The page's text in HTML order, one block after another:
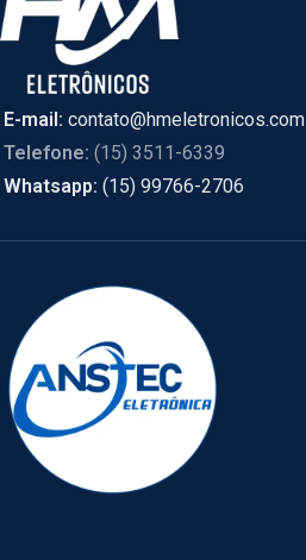
E-mail: contato@hmeletronicos.com
Telefone: (15) 3511-6339
Whatsapp: (15) 99766-2706